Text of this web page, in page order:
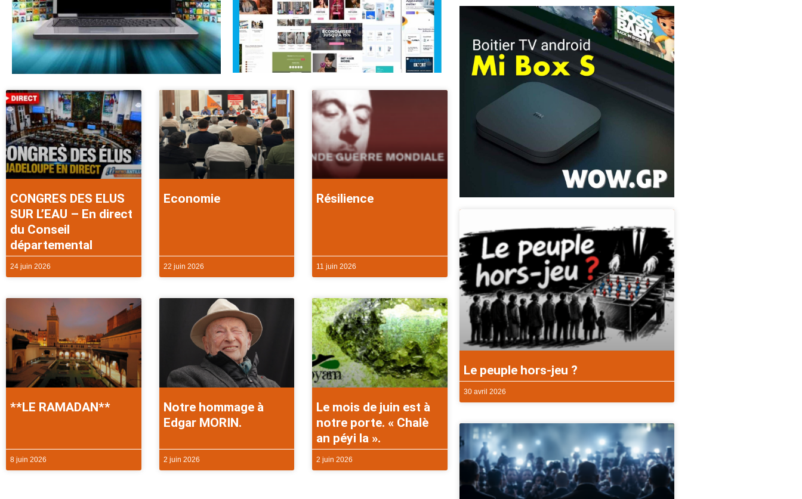
CONGRES DES ELUS
SUR L’EAU – En direct
du Conseil
départemental
24 juin 2026
Economie
22 juin 2026
Résilience
11 juin 2026
**LE RAMADAN**
8 juin 2026
Notre hommage à
Edgar MORIN.
2 juin 2026
Le mois de juin est à
notre porte. « Chalè
an péyi la ».
2 juin 2026
Le peuple hors-jeu ?
30 avril 2026